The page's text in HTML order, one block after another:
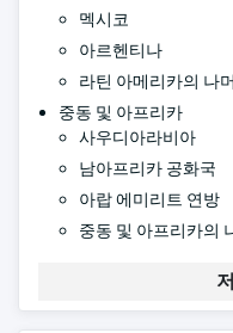
멕시코
아르헨티나
라틴 아메리카의 나
중동 및 아프리카
사우디아라비아
남아프리카 공화국
아랍 에미리트 연방
중동 및 아프리카의